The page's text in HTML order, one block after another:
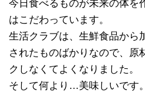
今日食べるものが未来の体を
はこだわっています。
生活クラブは、生鮮食品から
されたものばかりなので、原
クしなくてよくなりました。
そして何より…美味しいです。